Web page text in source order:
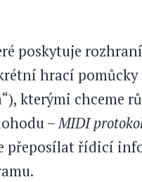
poskytuje
hrací pomůcky
kterými chceme
–MIDI
přeposílat řídicí